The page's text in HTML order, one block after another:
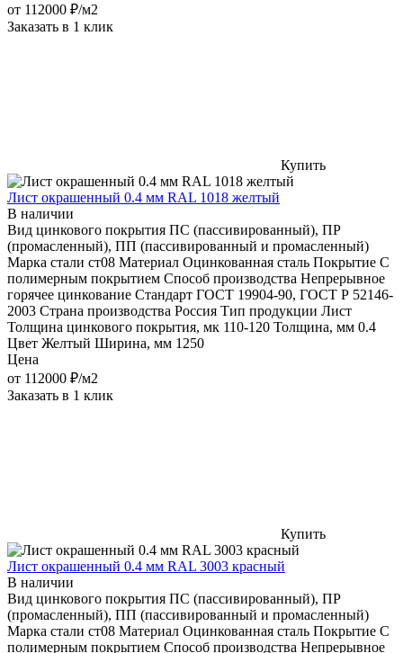
от 112000 ₽/м2
Заказать в 1 клик
Купить
Лист окрашенный 0.4 мм RAL 1018 желтый
В наличии
Вид цинкового покрытия ПС (пассивированный), ПР
(промасленный), ПП (пассивированный и промасленный)
Марка стали ст08 Материал Оцинкованная сталь Покрытие С
полимерным покрытием Способ производства Непрерывное
горячее цинкование Стандарт ГОСТ 19904-90, ГОСТ Р 52146-
2003 Страна производства Россия Тип продукции Лист
Толщина цинкового покрытия, мк 110-120 Толщина, мм 0.4
Цвет Желтый Ширина, мм 1250
Цена
от 112000 ₽/м2
Заказать в 1 клик
Купить
Лист окрашенный 0.4 мм RAL 3003 красный
В наличии
Вид цинкового покрытия ПС (пассивированный), ПР
(промасленный), ПП (пассивированный и промасленный)
Марка стали ст08 Материал Оцинкованная сталь Покрытие С
полимерным покрытием Способ производства Непрерывное